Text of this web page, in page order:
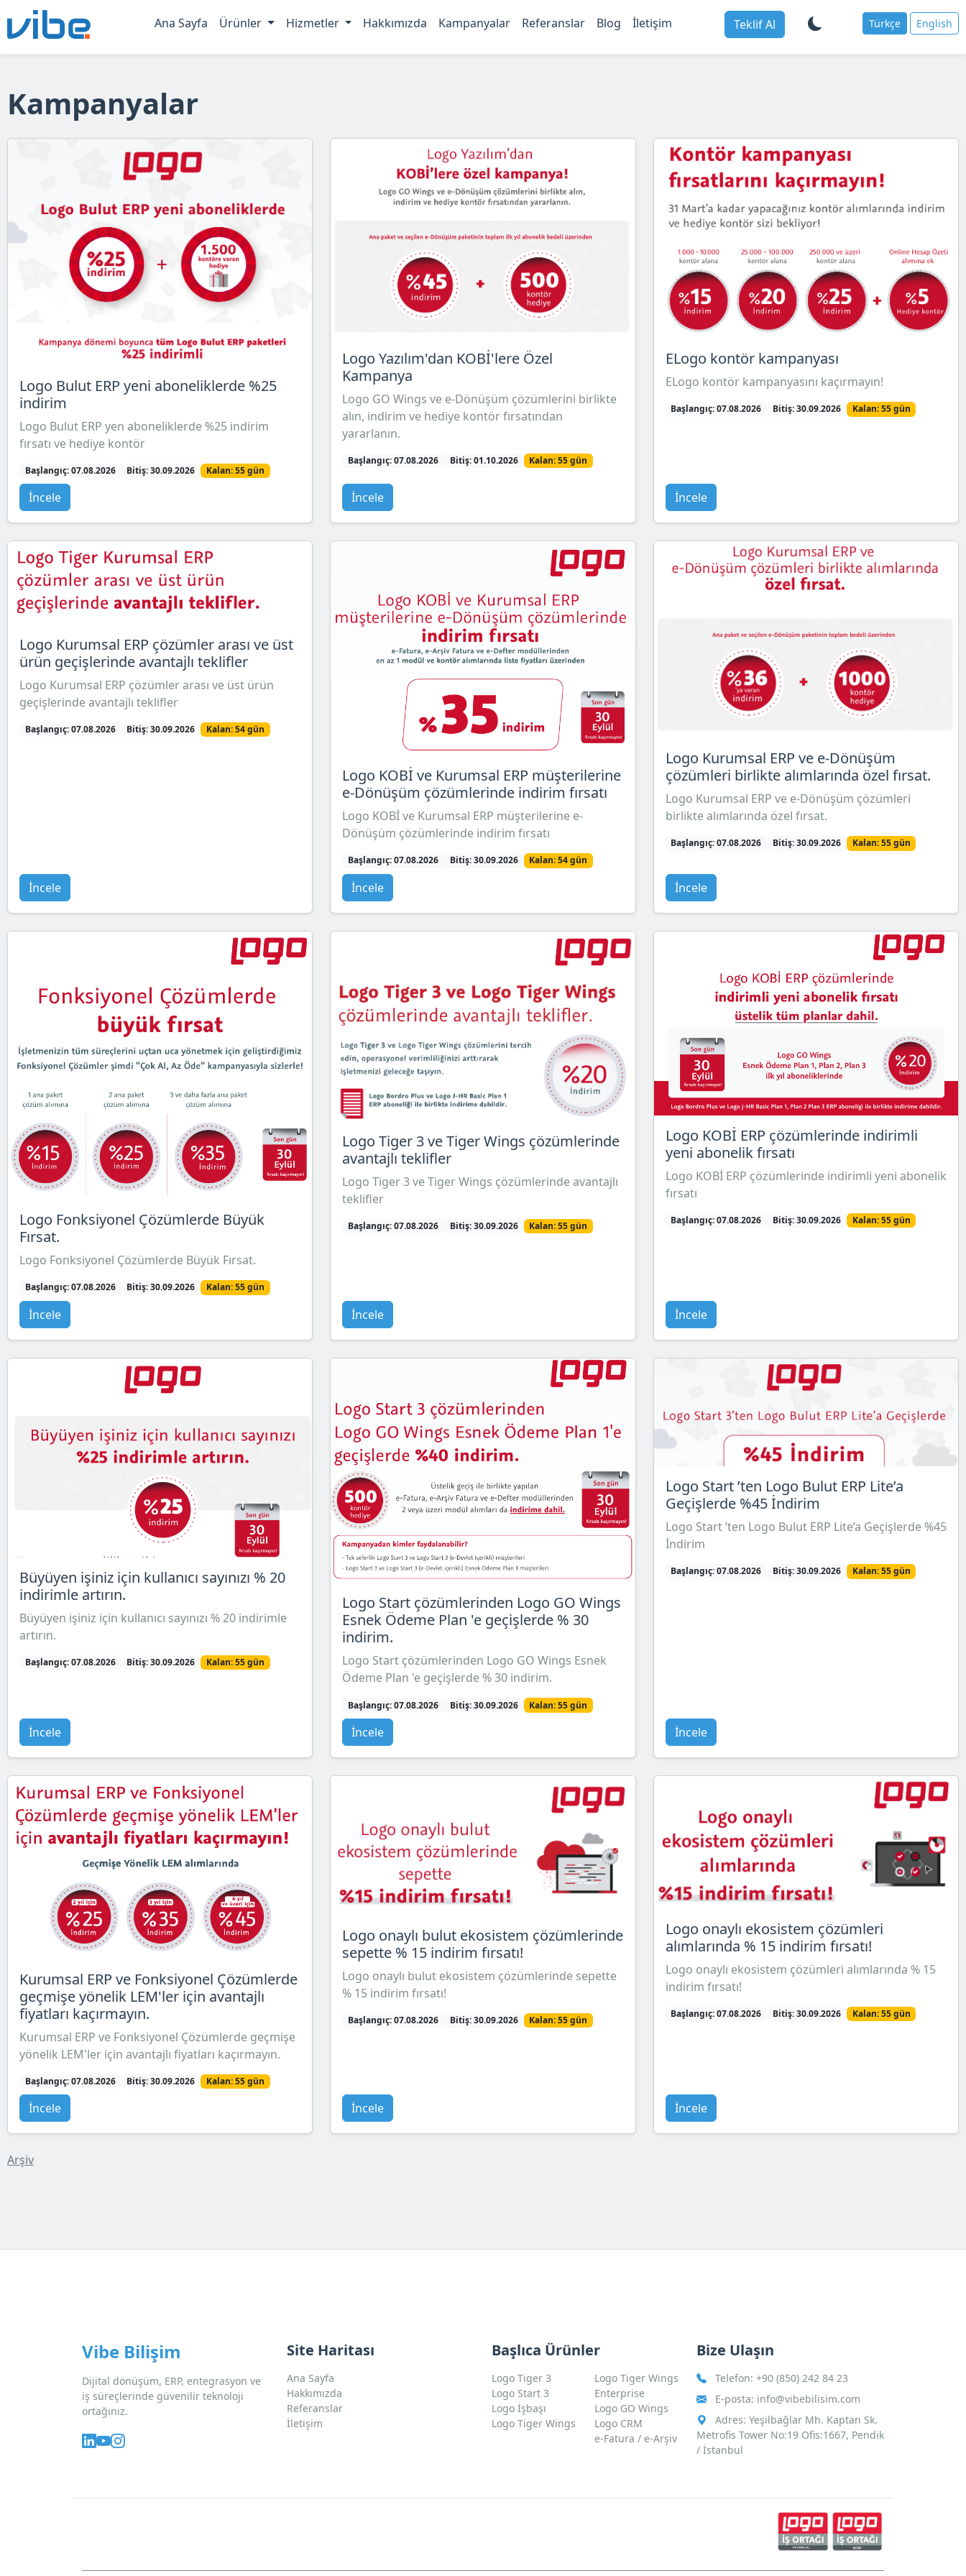
Ana Sayfa Ürünler Hizmetler Hakkımızda Kampanyalar Referanslar Blog İletişim Teklif Al Türkçe English
Kampanyalar
Logo Bulut ERP yeni aboneliklerde %25
indirim
Logo Bulut ERP yen aboneliklerde %25 indirim
fırsatı ve hediye kontör
Başlangıç: 07.08.2026 Bitiş: 30.09.2026 Kalan: 55 gün
İncele
Logo Yazılım'dan KOBİ'lere Özel
Kampanya
Logo GO Wings ve e-Dönüşüm çözümlerini birlikte
alın, indirim ve hediye kontör fırsatından
yararlanın.
Başlangıç: 07.08.2026 Bitiş: 01.10.2026 Kalan: 55 gün
İncele
ELogo kontör kampanyası
ELogo kontör kampanyasını kaçırmayın!
Başlangıç: 07.08.2026 Bitiş: 30.09.2026 Kalan: 55 gün
İncele
Logo Kurumsal ERP çözümler arası ve üst
ürün geçişlerinde avantajlı teklifler
Logo Kurumsal ERP çözümler arası ve üst ürün
geçişlerinde avantajlı teklifler
Başlangıç: 07.08.2026 Bitiş: 30.09.2026 Kalan: 54 gün
İncele
Logo KOBİ ve Kurumsal ERP müşterilerine
e-Dönüşüm çözümlerinde indirim fırsatı
Logo KOBİ ve Kurumsal ERP müşterilerine e-
Dönüşüm çözümlerinde indirim fırsatı
Başlangıç: 07.08.2026 Bitiş: 30.09.2026 Kalan: 54 gün
İncele
Logo Kurumsal ERP ve e-Dönüşüm
çözümleri birlikte alımlarında özel fırsat.
Logo Kurumsal ERP ve e-Dönüşüm çözümleri
birlikte alımlarında özel fırsat.
Başlangıç: 07.08.2026 Bitiş: 30.09.2026 Kalan: 55 gün
İncele
Logo Fonksiyonel Çözümlerde Büyük
Fırsat.
Logo Fonksiyonel Çözümlerde Büyük Fırsat.
Başlangıç: 07.08.2026 Bitiş: 30.09.2026 Kalan: 55 gün
İncele
Logo Tiger 3 ve Tiger Wings çözümlerinde
avantajlı teklifler
Logo Tiger 3 ve Tiger Wings çözümlerinde avantajlı
teklifler
Başlangıç: 07.08.2026 Bitiş: 30.09.2026 Kalan: 55 gün
İncele
Logo KOBİ ERP çözümlerinde indirimli
yeni abonelik fırsatı
Logo KOBİ ERP çözümlerinde indirimli yeni abonelik
fırsatı
Başlangıç: 07.08.2026 Bitiş: 30.09.2026 Kalan: 55 gün
İncele
Büyüyen işiniz için kullanıcı sayınızı % 20
indirimle artırın.
Büyüyen işiniz için kullanıcı sayınızı % 20 indirimle
artırın.
Başlangıç: 07.08.2026 Bitiş: 30.09.2026 Kalan: 55 gün
İncele
Logo Start çözümlerinden Logo GO Wings
Esnek Ödeme Plan 'e geçişlerde % 30
indirim.
Logo Start çözümlerinden Logo GO Wings Esnek
Ödeme Plan 'e geçişlerde % 30 indirim.
Başlangıç: 07.08.2026 Bitiş: 30.09.2026 Kalan: 55 gün
İncele
Logo Start ’ten Logo Bulut ERP Lite’a
Geçişlerde %45 İndirim
Logo Start ’ten Logo Bulut ERP Lite’a Geçişlerde %45
İndirim
Başlangıç: 07.08.2026 Bitiş: 30.09.2026 Kalan: 55 gün
İncele
Kurumsal ERP ve Fonksiyonel Çözümlerde
geçmişe yönelik LEM'ler için avantajlı
fiyatları kaçırmayın.
Kurumsal ERP ve Fonksiyonel Çözümlerde geçmişe
yönelik LEM'ler için avantajlı fiyatları kaçırmayın.
Başlangıç: 07.08.2026 Bitiş: 30.09.2026 Kalan: 55 gün
İncele
Logo onaylı bulut ekosistem çözümlerinde
sepette % 15 indirim fırsatı!
Logo onaylı bulut ekosistem çözümlerinde sepette
% 15 indirim fırsatı!
Başlangıç: 07.08.2026 Bitiş: 30.09.2026 Kalan: 55 gün
İncele
Logo onaylı ekosistem çözümleri
alımlarında % 15 indirim fırsatı!
Logo onaylı ekosistem çözümleri alımlarında % 15
indirim fırsatı!
Başlangıç: 07.08.2026 Bitiş: 30.09.2026 Kalan: 55 gün
İncele
Arşiv
Vibe Bilişim
Dijital dönüşüm, ERP, entegrasyon ve
iş süreçlerinde güvenilir teknoloji
ortağınız.
Site Haritası
Ana Sayfa
Hakkımızda
Referanslar
İletişim
Başlıca Ürünler
Logo Tiger 3
Logo Start 3
Logo İşbaşı
Logo Tiger Wings
Logo Tiger Wings
Enterprise
Logo GO Wings
Logo CRM
e-Fatura / e-Arşiv
Bize Ulaşın
Telefon: +90 (850) 242 84 23
E-posta: info@vibebilisim.com
Adres: Yeşilbağlar Mh. Kaptan Sk.
Metrofis Tower No:19 Ofis:1667, Pendik
/ İstanbul